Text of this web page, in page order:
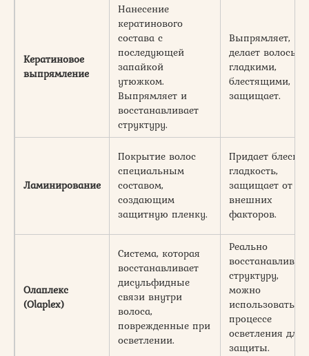
Кератиновое
выпрямление
Нанесение
кератинового
состава с
последующей
запайкой
утюжком.
Выпрямляет и
восстанавливает
структуру.
Выпрямляет,
делает волосы
гладкими,
блестящими,
защищает.
Ламинирование
Покрытие волос
специальным
составом,
создающим
защитную пленку.
Придает блеск,
гладкость,
защищает от
внешних
факторов.
Олаплекс
(Olaplex)
Система, которая
восстанавливает
дисульфидные
связи внутри
волоса,
поврежденные при
осветлении.
Реально
восстанавливает
структуру,
можно
использовать в
процессе
осветления для
защиты.